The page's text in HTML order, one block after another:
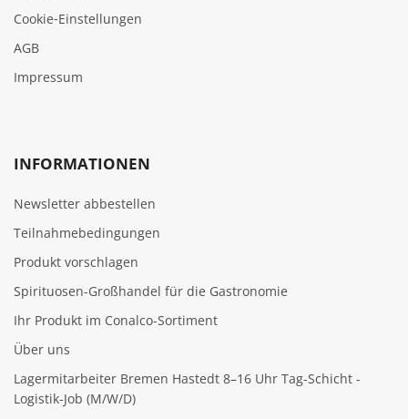
Cookie‑Einstellungen
AGB
Impressum
INFORMATIONEN
Newsletter abbestellen
Teilnahmebedingungen
Produkt vorschlagen
Spirituosen-Großhandel für die Gastronomie
Ihr Produkt im Conalco-Sortiment
Über uns
Lagermitarbeiter Bremen Hastedt 8–16 Uhr Tag-Schicht -
Logistik-Job (M/W/D)